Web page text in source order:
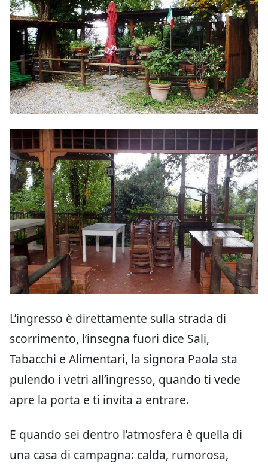
L’ingresso è direttamente sulla strada di
scorrimento, l’insegna fuori dice Sali,
Tabacchi e Alimentari, la signora Paola sta
pulendo i vetri all’ingresso, quando ti vede
apre la porta e ti invita a entrare.
E quando sei dentro l’atmosfera è quella di
una casa di campagna: calda, rumorosa,